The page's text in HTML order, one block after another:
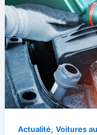
Actualité, Voitures